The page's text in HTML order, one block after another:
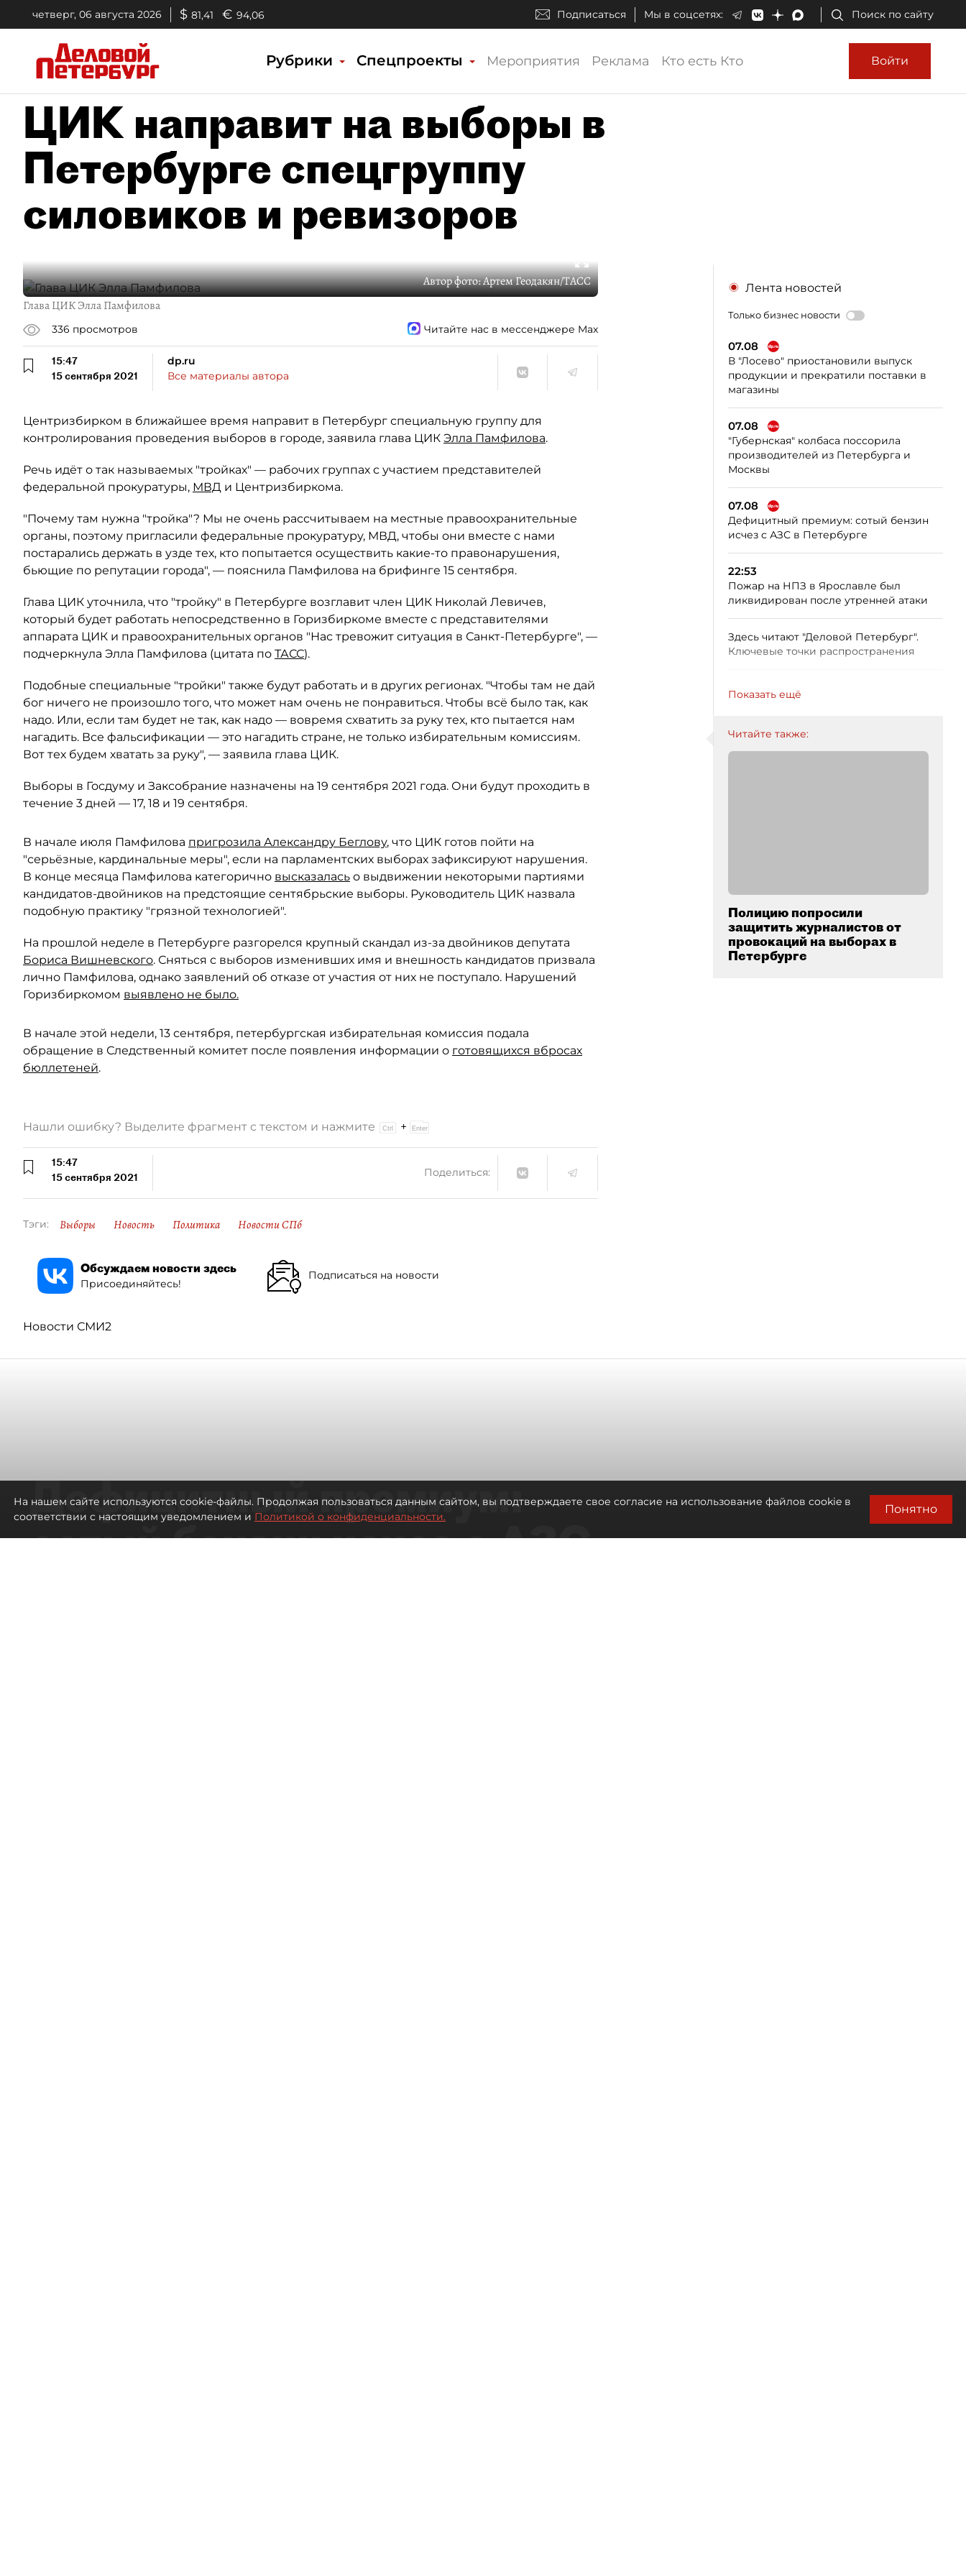
четверг, 06 августа 2026 $ 81,41 € 94,06 Подписаться Мы в соцсетях: Поиск по сайту
Рубрики Спецпроекты Мероприятия Реклама Кто есть Кто Войти
ЦИК направит на выборы в
Петербурге спецгруппу
силовиков и ревизоров
Автор фото:Артем Геодакян/ТАСС
Глава ЦИК Элла Памфилова
336 просмотров Читайте нас в мессенджере Max
15:47
15 сентября 2021
dp.ru
Все материалы автора
Центризбирком в ближайшее время направит в Петербург специальную группу для
контролирования проведения выборов в городе, заявила глава ЦИК Элла Памфилова.
Речь идёт о так называемых "тройках" — рабочих группах с участием представителей
федеральной прокуратуры, МВД и Центризбиркома.
"Почему там нужна "тройка"? Мы не очень рассчитываем на местные правоохранительные
органы, поэтому пригласили федеральные прокуратуру, МВД, чтобы они вместе с нами
постарались держать в узде тех, кто попытается осуществить какие-то правонарушения,
бьющие по репутации города", — пояснила Памфилова на брифинге 15 сентября.
Глава ЦИК уточнила, что "тройку" в Петербурге возглавит член ЦИК Николай Левичев,
который будет работать непосредственно в Горизбиркоме вместе с представителями
аппарата ЦИК и правоохранительных органов "Нас тревожит ситуация в Санкт-Петербурге", —
подчеркнула Элла Памфилова (цитата по ТАСС).
Подобные специальные "тройки" также будут работать и в других регионах. "Чтобы там не дай
бог ничего не произошло того, что может нам очень не понравиться. Чтобы всё было так, как
надо. Или, если там будет не так, как надо — вовремя схватить за руку тех, кто пытается нам
нагадить. Все фальсификации — это нагадить стране, не только избирательным комиссиям.
Вот тех будем хватать за руку", — заявила глава ЦИК.
Выборы в Госдуму и Заксобрание назначены на 19 сентября 2021 года. Они будут проходить в
течение 3 дней — 17, 18 и 19 сентября.
В начале июля Памфилова пригрозила Александру Беглову, что ЦИК готов пойти на
"серьёзные, кардинальные меры", если на парламентских выборах зафиксируют нарушения.
В конце месяца Памфилова категорично высказалась о выдвижении некоторыми партиями
кандидатов-двойников на предстоящие сентябрьские выборы. Руководитель ЦИК назвала
подобную практику "грязной технологией".
На прошлой неделе в Петербурге разгорелся крупный скандал из-за двойников депутата
Бориса Вишневского. Сняться с выборов изменивших имя и внешность кандидатов призвала
лично Памфилова, однако заявлений об отказе от участия от них не поступало. Нарушений
Горизбиркомом выявлено не было.
В начале этой недели, 13 сентября, петербургская избирательная комиссия подала
обращение в Следственный комитет после появления информации о готовящихся вбросах
бюллетеней.
Лента новостей
Только бизнес новости
07.08
В "Лосево" приостановили выпуск
продукции и прекратили поставки в
магазины
07.08
"Губернская" колбаса поссорила
производителей из Петербурга и
Москвы
07.08
Дефицитный премиум: сотый бензин
исчез с АЗС в Петербурге
22:53
Пожар на НПЗ в Ярославле был
ликвидирован после утренней атаки
Здесь читают "Деловой Петербург".
Ключевые точки распространения
Показать ещё
Читайте также:
Полицию попросили
защитить журналистов от
провокаций на выборах в
Петербурге
Нашли ошибку? Выделите фрагмент с текстом и нажмите +
15:47
15 сентября 2021
Поделиться:
Тэги: Выборы Новость Политика Новости СПб
Обсуждаем новости здесь
Присоединяйтесь!
Подписаться на новости
Новости СМИ2
Дефицитный премиум:
сотый бензин исчез с АЗС
На нашем сайте используются cookie-файлы. Продолжая пользоваться данным сайтом, вы подтверждаете свое согласие на использование файлов cookie в
соответствии с настоящим уведомлением и Политикой о конфиденциальности.
Понятно